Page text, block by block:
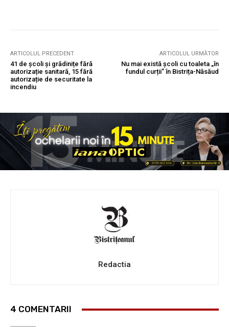
ARTICOLUL PRECEDENT
41 de școli și grădinițe fără
autorizație sanitară, 15 fără
autorizație de securitate la
incendiu
ARTICOLUL URMĂTOR
Nu mai există școli cu toaleta „în
fundul curții” în Bistrița-Năsăud
Redactia
4 COMENTARII